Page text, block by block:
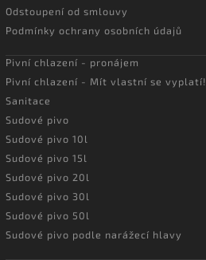
Odstoupení od smlouvy
Podmínky ochrany osobních údajů
Pivní chlazení - pronájem
Pivní chlazení - Mít vlastní se vyplatí!
Sanitace
Sudové pivo
Sudové pivo 10l
Sudové pivo 15l
Sudové pivo 20l
Sudové pivo 30l
Sudové pivo 50l
Sudové pivo podle narážecí hlavy